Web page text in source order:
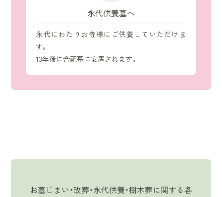
永代供養墓へ
永代にわたりお寺様にご供養していただけま
す。
13年後に合祀墓に安置されます。
お墓じまい・改葬・永代供養・樹木葬に関する各